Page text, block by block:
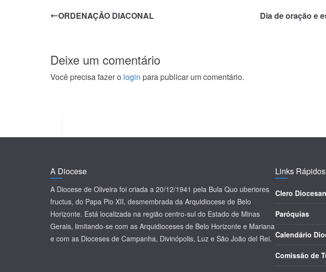
ORDENAÇÃO DIACONAL Dia de oração e
Deixe um comentário
Você precisa fazer o login para publicar um comentário.
A Diocese
A Diocese de Oliveira foi criada a 20/12/1941 pela Bula Quo uberiores
fructus, do Papa Pio XII, desmembrada da Arquidiocese de Belo
Horizonte. Está localizada na região centro-sul do Estado de Minas
Gerais, limitando-se com as Arquidioceses de Belo Horizonte e Mariana
e com as Dioceses de Campanha, Divinópolis, Luz e São João del Rei.
Links Rápidos
Clero
Paróquias
Calendário
Comissão de